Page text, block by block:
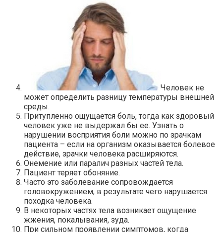
Человек не
может определить разницу температуры внешней
среды.
Притупленно ощущается боль, тогда как здоровый
человек уже не выдержал бы ее. Узнать о
нарушении восприятия боли можно по зрачкам
пациента – если на организм оказывается болевое
действие, зрачки человека расширяются.
Онемение или паралич разных частей тела.
Пациент теряет обоняние.
Часто это заболевание сопровождается
головокружением, в результате чего нарушается
походка человека.
В некоторых частях тела возникает ощущение
жжения, покалывания, зуда.
При сильном проявлении симптомов, когда